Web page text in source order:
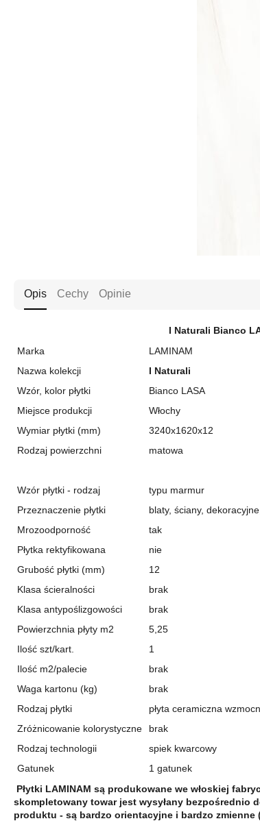
Opis Cechy Opinie
I Naturali Bianco
Marka
LAMINAM
Nazwa kolekcji
I Naturali
Wzór, kolor płytki
Bianco LASA
Miejsce produkcji
Włochy
Wymiar płytki (mm)
3240x1620x12
Rodzaj powierzchni
matowa
Wzór płytki - rodzaj
typu marmur
Przeznaczenie płytki
blaty, ściany,
Mrozoodporność
tak
Płytka rektyfikowana
nie
Grubość płytki (mm)
12
Klasa ścieralności
brak
Klasa antypoślizgowości
brak
Powierzchnia płyty m2
5,25
Ilość szt/kart.
1
Ilość m2/palecie
brak
Waga kartonu (kg)
brak
Rodzaj płytki
płyta ceramiczna
Zróżnicowanie kolorystyczne
brak
Rodzaj technologii
spiek kwarcowy
Gatunek
1 gatunek
Płytki LAMINAM są produkowane we włoskiej
skompletowany towar jest wysyłany bezpośrednio
produktu - są bardzo orientacyjne i bardzo